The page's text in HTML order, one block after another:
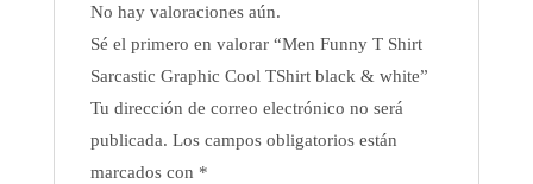
No hay valoraciones aún.
Sé el primero en valorar “Men Funny T Shirt
Sarcastic Graphic Cool TShirt black & white”
Tu dirección de correo electrónico no será
publicada. Los campos obligatorios están
marcados con *